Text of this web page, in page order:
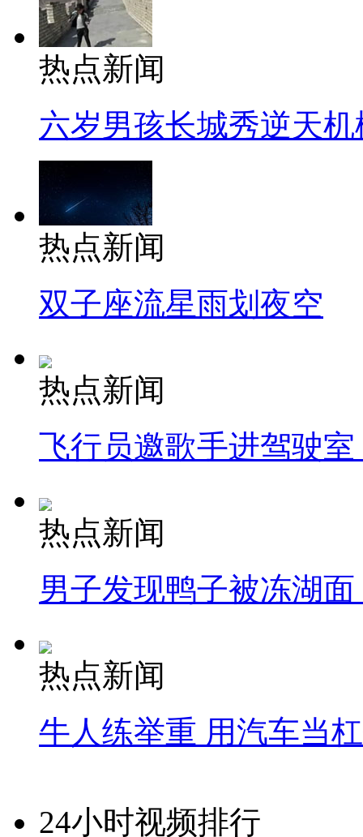
热点新闻
六岁男孩长城秀逆天机
热点新闻
双子座流星雨划夜空
热点新闻
飞行员邀歌手进驾驶
热点新闻
男子发现鸭子被冻湖
热点新闻
牛人练举重 用汽车当
24小时视频排行